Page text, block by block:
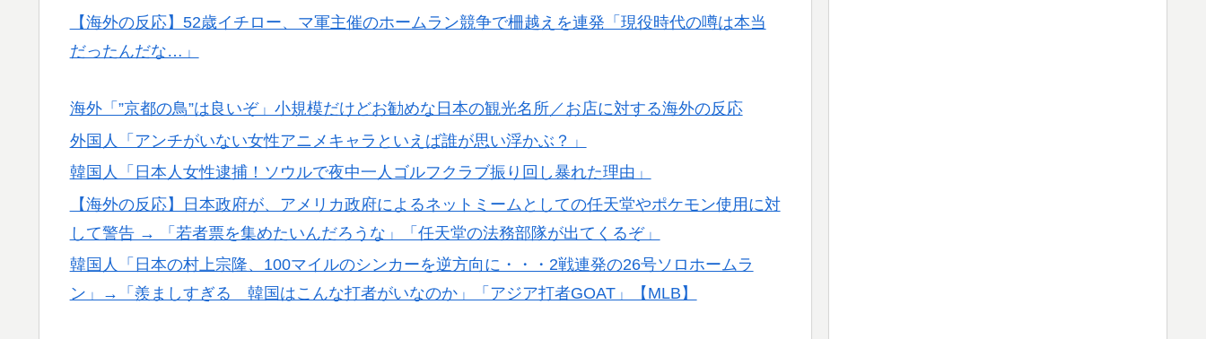
▶ 英国人「安心感が違う」冨安健洋、パレス移籍当日にデビュー！圧巻3連続ブロックも披露で現地サポ
が気づく..【海外の反応】
▶ 海外「プレミアのレベルか？」ブライトンが上田綺世の獲得に動き出して海外大騒ぎ！（海外の反
応）
▶ 海外「日本人はなんて気高いんだ！」 英高級紙も驚愕した極限の中の日本人の姿に世界が衝撃
▶ 海外「日本が正しい！」優しい日本人に甘える外国人に海外が大騒ぎ
▶ ヒロアカの葉隠ちゃんって透明なうんこするの？
海外「”京都の鳥”は良いぞ」小規模だけどお勧めな日本の観光名所／お店に対する海外の反応
【海外の反応】52歳イチロー、マ軍主催のホームラン競争で柵越えを連発「現役時代の噂は本当
だったんだな…」
海外「”京都の鳥”は良いぞ」小規模だけどお勧めな日本の観光名所／お店に対する海外の反応
外国人「アンチがいない女性アニメキャラといえば誰が思い浮かぶ？」
韓国人「日本人女性逮捕！ソウルで夜中一人ゴルフクラブ振り回し暴れた理由」
【海外の反応】日本政府が、アメリカ政府によるネットミームとしての任天堂やポケモン使用に対
して警告 → 「若者票を集めたいんだろうな」「任天堂の法務部隊が出てくるぞ」
韓国人「日本の村上宗隆、100マイルのシンカーを逆方向に・・・2戦連発の26号ソロホームラ
ン」→「羨ましすぎる 韓国はこんな打者がいなのか」「アジア打者GOAT」【MLB】